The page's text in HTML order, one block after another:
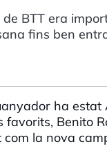
BTT era
fins ben
ha estat
Benito
la nova